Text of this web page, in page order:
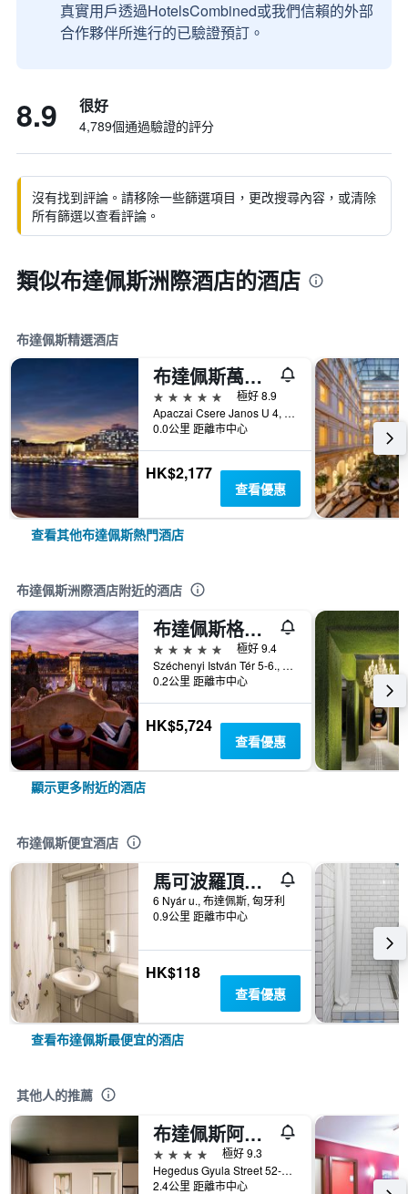
真實用戶透過HotelsCombined或我們信賴的外部
合作夥伴所進行的已驗證預訂。
8.9 很好
4,789個通過驗證的評分
沒有找到評論。請移除一些篩選項目，更改搜尋內容，或清除
所有篩選以查看評論。
類似布達佩斯洲際酒店的酒店
布達佩斯精選酒店
布達佩斯萬豪度假酒店
5星級
極好 8.9
Apaczai Csere Janos U 4, 布達佩斯, 匈牙利
0.0公里 距離市中心
HK$2,177
查看優惠
查看其他布達佩斯熱門酒店
布達佩斯洲際酒店附近的酒店
布達佩斯格雷沙姆宮四季酒店
5星級
極好 9.4
Széchenyi István Tér 5-6., 布達佩斯, 匈牙利
0.2公里 距離市中心
HK$5,724
查看優惠
顯示更多附近的酒店
布達佩斯便宜酒店
馬可波羅頂豪酒店 - 布達佩斯
6 Nyár u., 布達佩斯, 匈牙利
0.9公里 距離市中心
HK$118
查看優惠
查看布達佩斯最便宜的酒店
其他人的推薦
布達佩斯阿迪娜公寓酒店
4星級
極好 9.3
Hegedus Gyula Street 52-54, 布達佩斯, 匈牙利
2.4公里 距離市中心